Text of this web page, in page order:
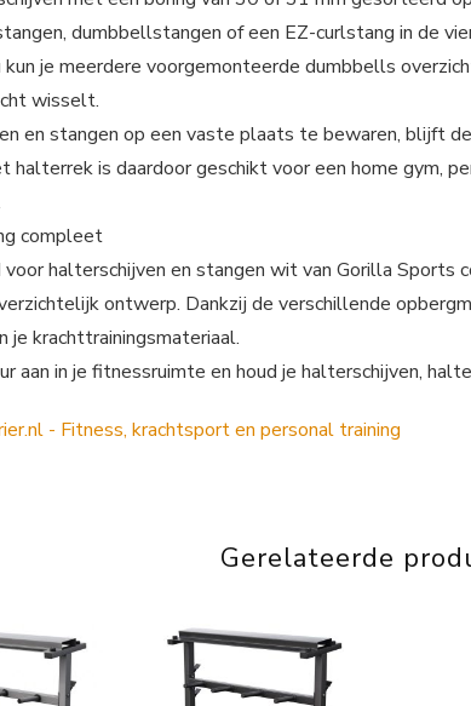
dumbbellstangen of een EZ-curlstang in de
je meerdere voorgemonteerde dumbbells
wisselt.
en stangen op een vaste plaats te bewaren, blijft
halterrek is daardoor geschikt voor een home gym,
compleet
voor halterschijven en stangen wit van Gorilla Sports
ontwerp. Dankzij de verschillende
je krachttrainingsmateriaal.
aan in je fitnessruimte en houd je halterschijven,
Gerelateerde